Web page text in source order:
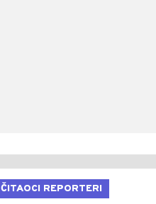
ČITAOCI REPORTERI